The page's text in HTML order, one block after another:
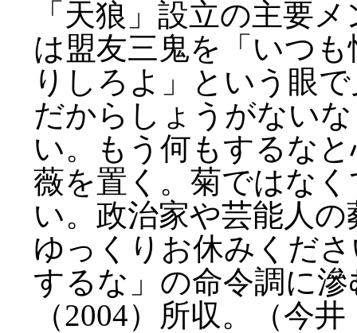
「天狼」設立の主要
は盟友三鬼を「いつ
りしろよ」という眼
だからしょうがない
い。もう何もするな
薇を置く。菊ではな
い。政治家や芸能人
ゆっくりお休みくだ
するな」の命令調に
（2004）所収。（今